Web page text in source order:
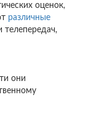
оценок,
различные
телепередач,
они